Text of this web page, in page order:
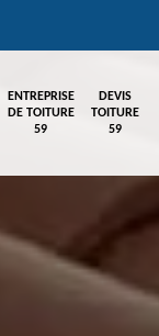
ENTREPRISE
DE TOITURE
59
DEVIS
TOITURE
59